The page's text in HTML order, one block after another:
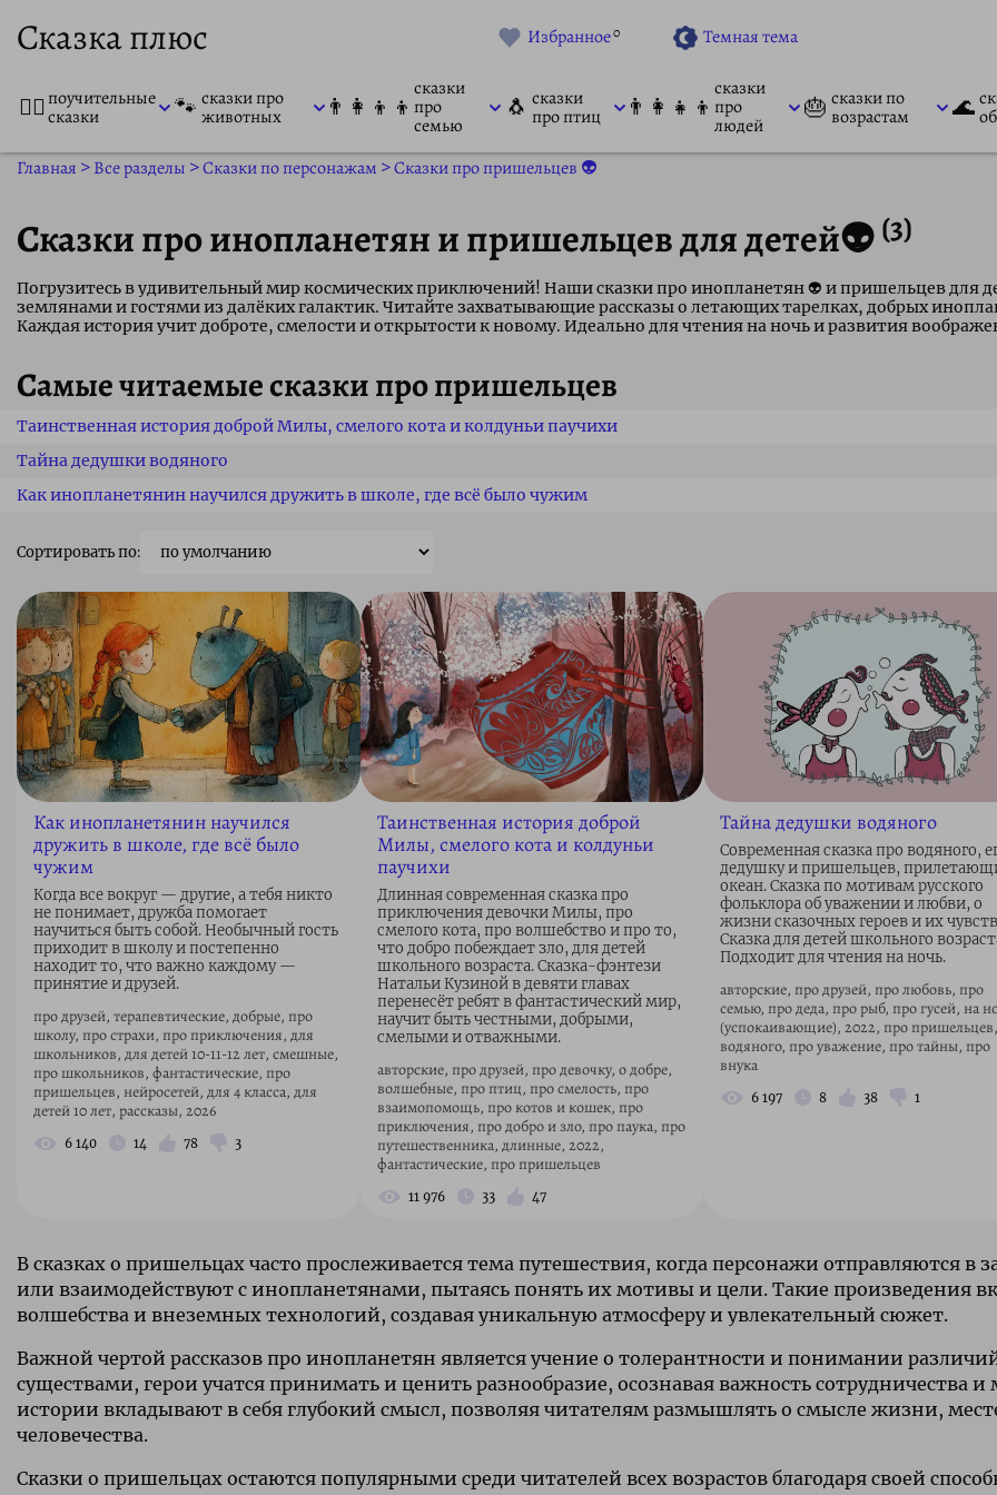
Сказка плюс Избранное0 Темная тема
👨‍⚕️поучительные
сказки 🐾 сказки про
животных 👨‍👩‍👦‍👦
сказки
про
семью
🐧 сказки
про птиц 👨‍👩‍👧‍👦
сказки
про
людей
🎂 сказки по
возрастам 🌊
Главная >Все разделы >Сказки по персонажам >Сказки про пришельцев 👽
Сказки про инопланетян и пришельцев для детей👽(3)
Погрузитесь в удивительный мир космических приключений! Наши сказки про инопланетян 👽 и пришельцев для
землянами и гостями из далёких галактик. Читайте захватывающие рассказы о летающих тарелках, добрых
Каждая история учит доброте, смелости и открытости к новому. Идеально для чтения на ночь и развития
Самые читаемые сказки про пришельцев
Таинственная история доброй Милы, смелого кота и колдуньи паучихи
Тайна дедушки водяного
Как инопланетянин научился дружить в школе, где всё было чужим
Сортировать по:
Как инопланетянин научился
дружить в школе, где всё было
чужим
Когда все вокруг — другие, а тебя никто
не понимает, дружба помогает
научиться быть собой. Необычный гость
приходит в школу и постепенно
находит то, что важно каждому —
принятие и друзей.
про друзей, терапевтические, добрые, про
школу, про страхи, про приключения, для
школьников, для детей 10-11-12 лет, смешные,
про школьников, фантастические, про
пришельцев, нейросетей, для 4 класса, для
детей 10 лет, рассказы, 2026
6 140 14 78 3
Таинственная история доброй
Милы, смелого кота и колдуньи
паучихи
Длинная современная сказка про
приключения девочки Милы, про
смелого кота, про волшебство и про то,
что добро побеждает зло, для детей
школьного возраста. Сказка-фэнтези
Натальи Кузиной в девяти главах
перенесёт ребят в фантастический мир,
научит быть честными, добрыми,
смелыми и отважными.
авторские, про друзей, про девочку, о добре,
волшебные, про птиц, про смелость, про
взаимопомощь, про котов и кошек, про
приключения, про добро и зло, про паука, про
путешественника, длинные, 2022,
фантастические, про пришельцев
11 976 33 47
Тайна дедушки водяного
Современная сказка про водяного,
дедушку и пришельцев,
океан. Сказка по мотивам русского
фольклора об уважении и любви, о
жизни сказочных героев и их
Сказка для детей школьного
Подходит для чтения на ночь.
авторские, про друзей, про любовь, про
семью, про деда, про рыб, про гусей, на
(успокаивающие), 2022, про
водяного, про уважение, про тайны, про
внука
6 197 8 38 1
В сказках о пришельцах часто прослеживается тема путешествия, когда персонажи отправляются
или взаимодействуют с инопланетянами, пытаясь понять их мотивы и цели. Такие произведения
волшебства и внеземных технологий, создавая уникальную атмосферу и увлекательный сюжет.
Важной чертой рассказов про инопланетян является учение о толерантности и понимании
существами, герои учатся принимать и ценить разнообразие, осознавая важность сотрудничества
истории вкладывают в себя глубокий смысл, позволяя читателям размышлять о смысле жизни,
человечества.
Сказки о пришельцах остаются популярными среди читателей всех возрастов благодаря своей